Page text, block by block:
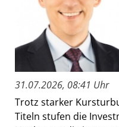
31.07.2026, 08:41 Uhr
Trotz starker
Titeln stufen die